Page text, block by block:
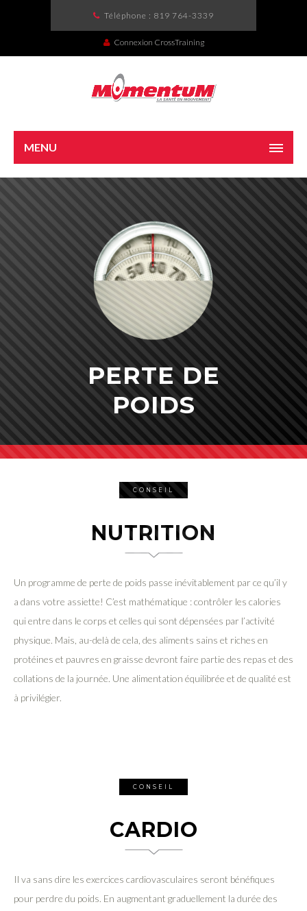
Téléphone : 819 764-3339
Connexion CrossTraining
MENU
PERTE DE
POIDS
CONSEIL
NUTRITION
Un programme de perte de poids passe inévitablement par ce qu’il y
a dans votre assiette! C’est mathématique : contrôler les calories
qui entre dans le corps et celles qui sont dépensées par l’activité
physique. Mais, au-delà de cela, des aliments sains et riches en
protéines et pauvres en graisse devront faire partie des repas et des
collations de la journée. Une alimentation équilibrée et de qualité est
à privilégier.
CONSEIL
CARDIO
Il va sans dire les exercices cardiovasculaires seront bénéfiques
pour perdre du poids. En augmentant graduellement la durée des